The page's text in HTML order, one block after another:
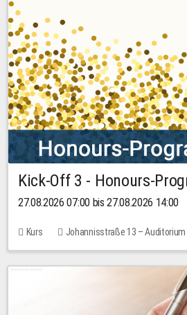
Kick-Off 3 - Honours-
27.08.2026 07:00 bis 27.08.2026 14:00
Kurs
Johannisstraße 13 – Auditorium
11 Plätze